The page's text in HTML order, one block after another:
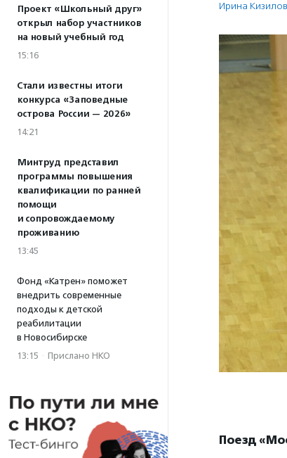
Проект «Школьный друг»
открыл набор участников
на новый учебный год
15:16
Стали известны итоги
конкурса «Заповедные
острова России — 2026»
14:21
Минтруд представил
программы повышения
квалификации по ранней
помощи
и сопровождаемому
проживанию
13:45
Фонд «Катрен» поможет
внедрить современные
подходы к детской
реабилитации
в Новосибирске
13:15 · Прислано НКО
Ирина
Поезд